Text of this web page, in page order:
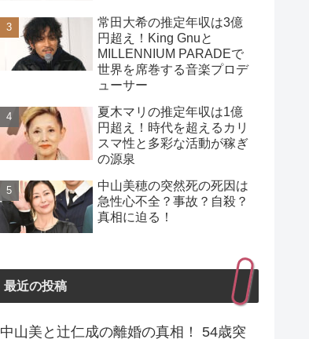
常田大希の推定年収は3億
円超え！King Gnuと
MILLENNIUM PARADEで
世界を席巻する音楽プロデ
ューサー
夏木マリの推定年収は1億
円超え！時代を超えるカリ
スマ性と多彩な活動が稼ぎ
の源泉
中山美穂の突然死の死因は
急性心不全？事故？自殺？
真相に迫る！
最近の投稿
中山美と辻仁成の離婚の真相！ 54歳突